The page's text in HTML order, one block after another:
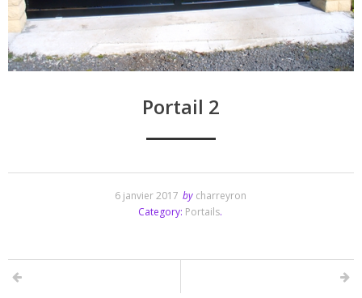
Portail 2
6 janvier 2017 by charreyron
Category: Portails.